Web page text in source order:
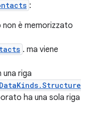
:
è memorizzato
. ma viene
una riga
ha una sola riga